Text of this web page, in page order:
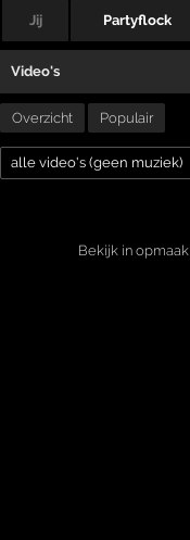
Jij Partyflock
Video's
Overzicht Populair
Bekijk in